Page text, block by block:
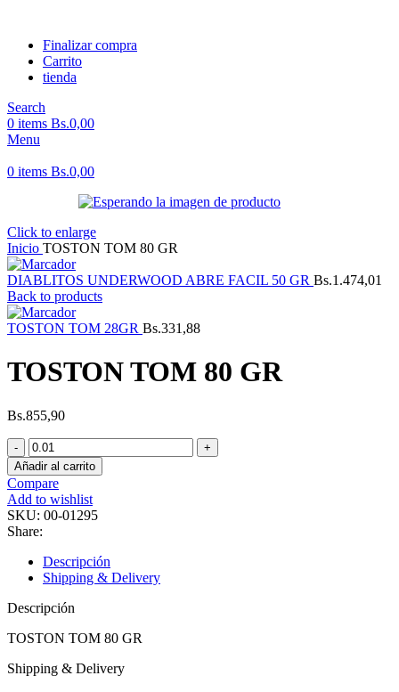
Finalizar compra
Carrito
tienda
Search
0 items Bs.0,00
Menu
0 items Bs.0,00
Click to enlarge
Inicio TOSTON TOM 80 GR
DIABLITOS UNDERWOOD ABRE FACIL 50 GR Bs.1.474,01
Back to products
TOSTON TOM 28GR Bs.331,88
TOSTON TOM 80 GR
Bs.855,90
Añadir al carrito
Compare
Add to wishlist
SKU: 00-01295
Share:
Descripción
Shipping & Delivery
Descripción
TOSTON TOM 80 GR
Shipping & Delivery